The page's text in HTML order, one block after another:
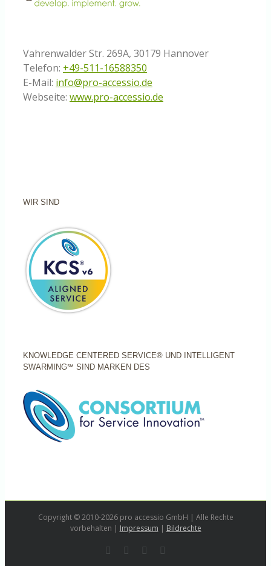
Vahrenwalder Str. 269A, 30179 Hannover
Telefon: +49-511-16588350
E-Mail: info@pro-accessio.de
Webseite: www.pro-accessio.de
WIR SIND
KNOWLEDGE CENTERED SERVICE® UND INTELLIGENT
SWARMING℠ SIND MARKEN DES
Copyright © 2010-2026 pro accessio GmbH | Alle Rechte
vorbehalten | Impressum | Bildrechte
LinkedInInstagram